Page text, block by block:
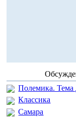
Полемика. Тема
Классика
Самара